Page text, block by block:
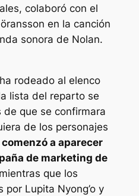
colaboró ​​con el
en la canción
sonora de Nolan.
rodeado al elenco
lista del reparto se
de que se confirmara
de los personajes
a aparecer
de marketing de
mientras que los
Lupita Nyong’o y